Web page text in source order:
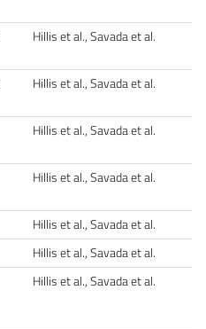
Hillis et al., Savada et al.
Hillis et al., Savada et al.
Hillis et al., Savada et al.
Hillis et al., Savada et al.
Hillis et al., Savada et al.
Hillis et al., Savada et al.
Hillis et al., Savada et al.